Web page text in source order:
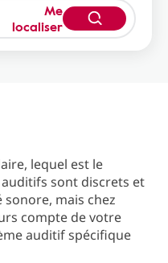
Me
localiser
lequel est le
sont discrets et
mais chez
compte de votre
auditif spécifique